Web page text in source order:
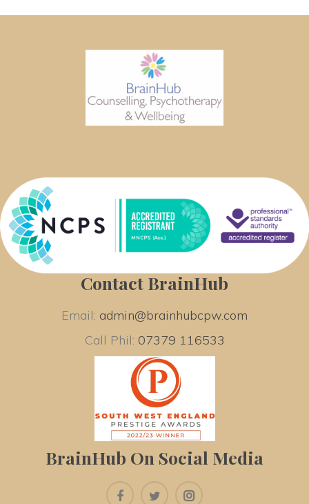
Contact BrainHub
Email: admin@brainhubcpw.com
Call Phil: 07379 116533
BrainHub On Social Media